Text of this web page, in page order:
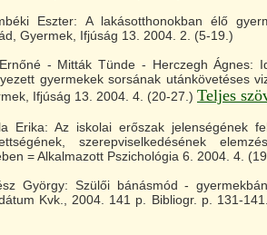
Eszter: A lakásotthonokban élő
Gyermek, Ifjúság 13. 2004. 2. (5-19.)
- Mitták Tünde - Herczegh Ágnes:
gyermekek sorsának utánkövetéses
Ifjúság 13. 2004. 4. (20-27.) Teljes
Erika: Az iskolai erőszak jelenségének
szerepviselkedésének
= Alkalmazott Pszichológia 6. 2004. 4.
György: Szülői bánásmód -
Kvk., 2004. 141 p. Bibliogr. p. 131-